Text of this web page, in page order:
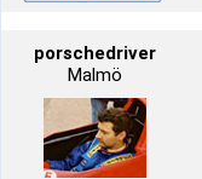
porschedriver
Malmö